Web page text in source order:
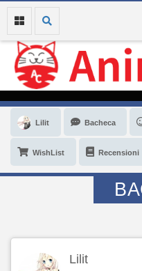
Lilit Bacheca
WishList Recensioni
Lilit